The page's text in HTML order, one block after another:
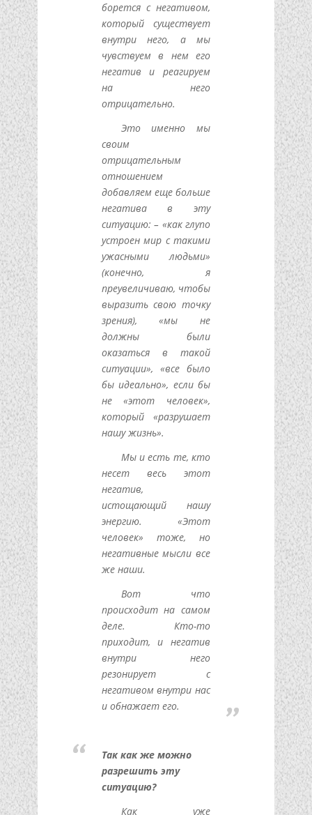
борется с негативом,
который существует
внутри него, а мы
чувствуем в нем его
негатив и реагируем
на него
отрицательно.
Это именно мы
своим
отрицательным
отношением
добавляем еще больше
негатива в эту
ситуацию: – «как глупо
устроен мир с такими
ужасными людьми»
(конечно, я
преувеличиваю, чтобы
выразить свою точку
зрения), «мы не
должны были
оказаться в такой
ситуации», «все было
бы идеально», если бы
не «этот человек»,
который «разрушает
нашу жизнь».
Мы и есть те, кто
несет весь этот
негатив,
истощающий нашу
энергию. «Этот
человек» тоже, но
негативные мысли все
же наши.
Вот что
происходит на самом
деле. Кто-то
приходит, и негатив
внутри него
резонирует с
негативом внутри нас
и обнажает его.
Так как же можно
разрешить эту
ситуацию?
Как уже